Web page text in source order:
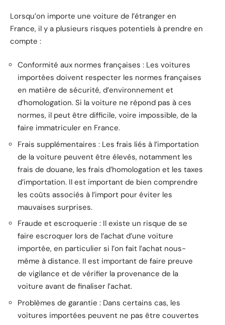
Lorsqu’on importe une voiture de l’étranger en
France, il y a plusieurs risques potentiels à prendre en
compte :
Conformité aux normes françaises : Les voitures
importées doivent respecter les normes françaises
en matière de sécurité, d’environnement et
d’homologation. Si la voiture ne répond pas à ces
normes, il peut être difficile, voire impossible, de la
faire immatriculer en France.
Frais supplémentaires : Les frais liés à l’importation
de la voiture peuvent être élevés, notamment les
frais de douane, les frais d’homologation et les taxes
d’importation. Il est important de bien comprendre
les coûts associés à l’import pour éviter les
mauvaises surprises.
Fraude et escroquerie : Il existe un risque de se
faire escroquer lors de l’achat d’une voiture
importée, en particulier si l’on fait l’achat nous-
même à distance. Il est important de faire preuve
de vigilance et de vérifier la provenance de la
voiture avant de finaliser l’achat.
Problèmes de garantie : Dans certains cas, les
voitures importées peuvent ne pas être couvertes